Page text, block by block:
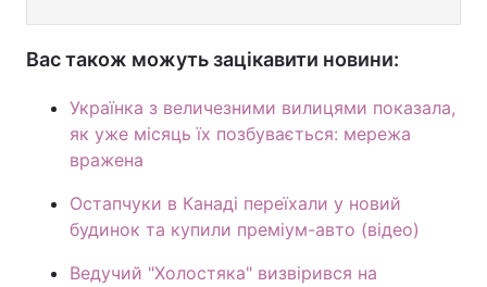
Вас також можуть зацікавити новини:
Українка з величезними вилицями показала,
як уже місяць їх позбувається: мережа
вражена
Остапчуки в Канаді переїхали у новий
будинок та купили преміум-авто (відео)
Ведучий "Холостяка" визвірився на